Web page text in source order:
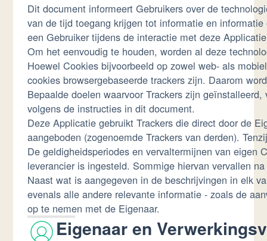
Dit document informeert Gebruikers over de
van de tijd toegang krijgen tot informatie en
een Gebruiker tijdens de interactie met deze
Om het eenvoudig te houden, worden al deze
Hoewel Cookies bijvoorbeeld op zowel web- als
cookies browsergebaseerde trackers zijn. Daarom
Bepaalde doelen waarvoor Trackers zijn
volgens de instructies in dit document.
Deze Applicatie gebruikt Trackers die direct door de
aangeboden (zogenoemde Trackers van derden).
De geldigheidsperiodes en vervaltermijnen van eigen
leverancier is ingesteld. Sommige hiervan vervallen
Naast wat is aangegeven in de beschrijvingen in elk
evenals alle andere relevante informatie - zoals de
op te nemen met de Eigenaar.
Eigenaar en